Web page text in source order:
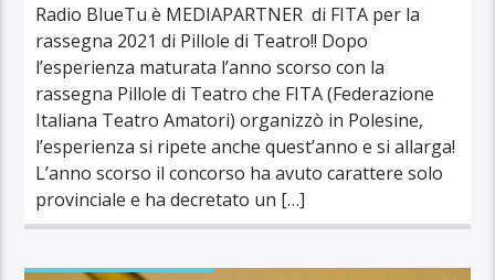
Radio BlueTu è MEDIAPARTNER di FITA per la
rassegna 2021 di Pillole di Teatro!! Dopo
l’esperienza maturata l’anno scorso con la
rassegna Pillole di Teatro che FITA (Federazione
Italiana Teatro Amatori) organizzò in Polesine,
l’esperienza si ripete anche quest’anno e si allarga!
L’anno scorso il concorso ha avuto carattere solo
provinciale e ha decretato un […]